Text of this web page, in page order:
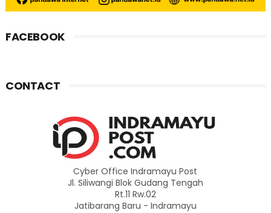
FACEBOOK
CONTACT
Cyber Office Indramayu Post
Jl. Siliwangi Blok Gudang Tengah
Rt.11 Rw.02
Jatibarang Baru - Indramayu